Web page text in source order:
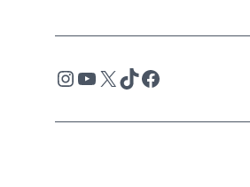
Instagram YouTube X TikTok Facebook